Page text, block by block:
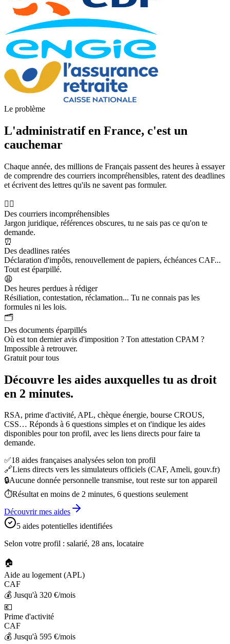
Le problème
L'administratif en France, c'est un
cauchemar
Chaque année, des millions de Français passent des heures à essayer
de comprendre des courriers incompréhensibles, ratent des deadlines
et écrivent des lettres qu'ils ne savent pas formuler.
😵‍💫
Des courriers incompréhensibles
Jargon juridique, références obscures, tu ne sais pas ce qu'on te
demande.
⏰
Des deadlines ratées
Déclaration d'impôts, renouvellement de papiers, échéances CAF...
Tout est éparpillé.
😩
Des heures perdues à rédiger
Résiliation, contestation, réclamation... Tu ne connais pas les
formules ni les lois.
🗂️
Des documents éparpillés
Où est ton dernier avis d'imposition ? Ton attestation CPAM ?
Impossible à retrouver.
Gratuit pour tous
Découvre les aides auxquelles tu as droit
en 2 minutes.
RSA, prime d'activité, APL, chèque énergie, bourse CROUS,
CSS… Réponds à 6 questions simples et on t'indique les aides
disponibles pour ton profil, avec les liens directs pour faire ta
demande.
✅18 aides françaises analysées selon ton profil
🔗Liens directs vers les simulateurs officiels (CAF, Ameli, gouv.fr)
🔒Aucune donnée personnelle transmise, tout reste sur ton appareil
⏱️Résultat en moins de 2 minutes, 6 questions seulement
Découvrir mes aides
5 aides potentielles identifiées
Selon votre profil : salarié, 28 ans, locataire
🏠
Aide au logement (APL)
CAF
💰 Jusqu'à 320 €/mois
💶
Prime d'activité
CAF
💰 Jusqu'à 595 €/mois